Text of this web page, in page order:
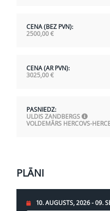
CENA (BEZ PVN):
2500,00€
CENA (AR PVN):
3025,00€
PASNIEDZ:
ULDIS ZANDBERGS
VOLDEMĀRS HERCOVS-
PLĀNI
10. AUGUSTS, 2026 - 09.